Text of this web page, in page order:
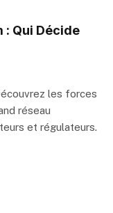
: Qui Décide
les forces
réseau
et régulateurs.